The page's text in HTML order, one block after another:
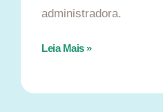
administradora.
Leia Mais »